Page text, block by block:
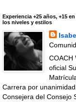
Experiencia +25 años, +15
los niveles y estilos
COACH
oficial
Carrera por
Consejera del Consejo